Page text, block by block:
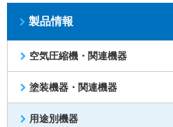
製品情報
空気圧縮機・関連機器
塗装機器・関連機器
用途別機器